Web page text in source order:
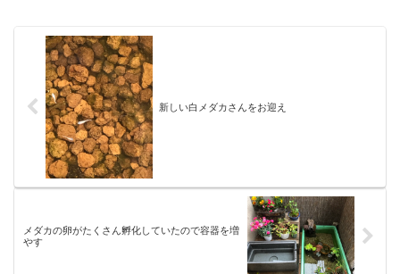
新しい白メダカさんをお迎え
メダカの卵がたくさん孵化していたので容器を増
やす